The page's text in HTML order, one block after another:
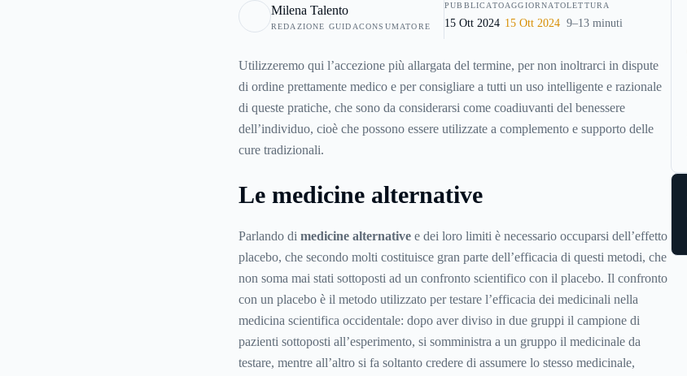
usata in affiancamento alle cure tradizionali.Tale suddivisione è però di confini
molto labili, poiché un tipo di cura può essere valutata come alternativa alla
soggetto che la esercita e delle sue convinzioni a proposito della sua efficacia.
Milena Talento
REDAZIONE GUIDACONSUMATORE
PUBBLICATO
15 Ott 2024
AGGIORNATO
15 Ott 2024
LETTURA
9–13 minuti
Utilizzeremo qui l’accezione più allargata del termine, per non inoltrarci in dispute
di ordine prettamente medico e per consigliare a tutti un uso intelligente e razionale
di queste pratiche, che sono da considerarsi come coadiuvanti del benessere
dell’individuo, cioè che possono essere utilizzate a complemento e supporto delle
cure tradizionali.
Le medicine alternative
Parlando di medicine alternativee dei loro limiti è necessario occuparsi dell’effetto
placebo, che secondo molti costituisce gran parte dell’efficacia di questi metodi, che
non soma mai stati sottoposti ad un confronto scientifico con il placebo. Il confronto
con un placebo è il metodo utilizzato per testare l’efficacia dei medicinali nella
medicina scientifica occidentale: dopo aver diviso in due gruppi il campione di
pazienti sottoposti all’esperimento, si somministra a un gruppo il medicinale da
testare, mentre all’altro si fa soltanto credere di assumere lo stesso medicinale,